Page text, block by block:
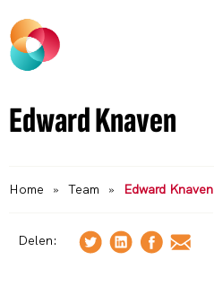
Edward Knaven
Home » Team » Edward Knaven
Delen: